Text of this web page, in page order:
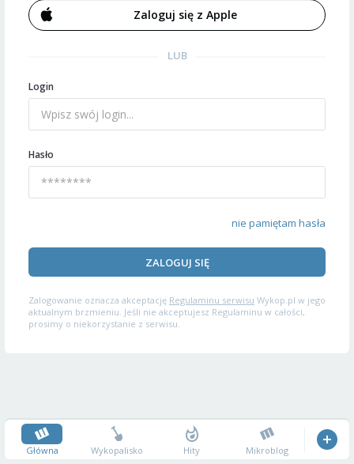
Zaloguj się z Apple
LUB
Login
Hasło
nie pamiętam hasła
ZALOGUJ SIĘ
Zalogowanie oznacza akceptację Regulaminu serwisu Wykop.pl w jego
aktualnym brzmieniu. Jeśli nie akceptujesz Regulaminu w całości,
prosimy o niekorzystanie z serwisu.
Główna Wykopalisko Hity Mikroblog